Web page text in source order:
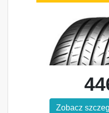
Zobacz